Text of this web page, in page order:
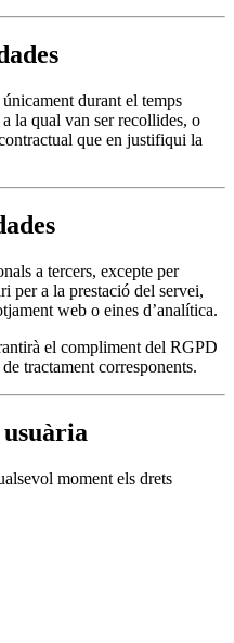
durant el temps
la qual van ser recollides, o
que en justifiqui la
a tercers, excepte per
per a la prestació del servei,
web o eines d’analítica.
el compliment del RGPD
tractament corresponents.
moment els drets